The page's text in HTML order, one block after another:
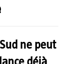
ne peut
déjà